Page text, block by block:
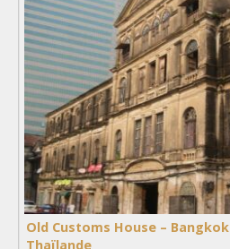
Old Customs House – Bangkok
Thaïlande